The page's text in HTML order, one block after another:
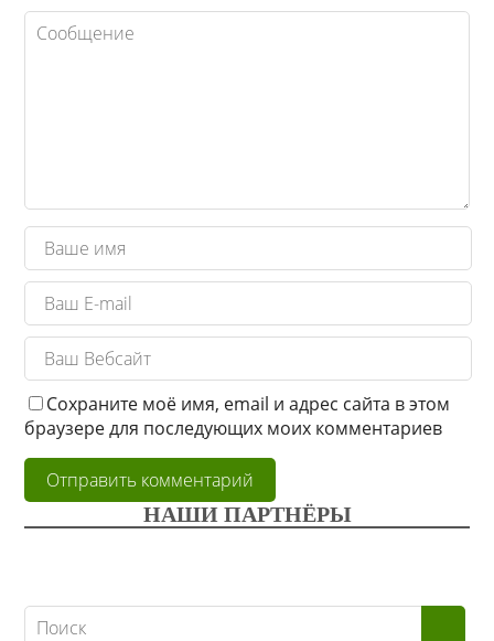
Сохраните моё имя, email и адрес сайта в этом
браузере для последующих моих комментариев
НАШИ ПАРТНЁРЫ